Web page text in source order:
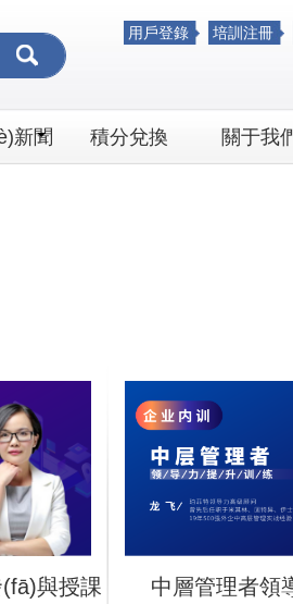
_少妇人妻无码专
用戶登錄 培訓注冊
新聞 積分兌換 關于我
與授課
中層管理者領